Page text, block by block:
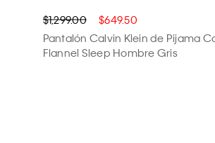
$1,299.00 $649.50
Pantalón Calvin Klein de Pijama
Flannel Sleep Hombre Gris